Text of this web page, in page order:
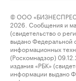
© ООО
2026. Сообщения и
(свидетельство о
выдано Федеральной
информационных
(Роскомнадзор)
издания «РБК»
информации выдано